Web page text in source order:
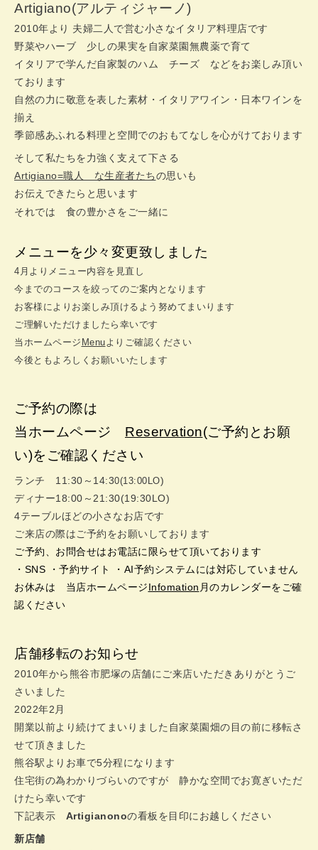
Artigiano(アルティジャーノ)
2010年より 夫婦二人で営む小さなイタリア料理店です
野菜やハーブ 少しの果実を自家菜園無農薬で育て
イタリアで学んだ自家製のハム チーズ などをお楽しみ頂い
ております
自然の力に敬意を表した素材・イタリアワイン・日本ワインを
揃え
季節感あふれる料理と空間でのおもてなしを心がけております
そして私たちを力強く支えて下さる
Artigiano=職人 な生産者たちの思いも
お伝えできたらと思います
それでは 食の豊かさをご一緒に
メニューを少々変更致しました
4月よりメニュー内容を見直し
今までのコースを絞ってのご案内となります
お客様によりお楽しみ頂けるよう努めてまいります
ご理解いただけましたら幸いです
当ホームページ Menuよりご確認ください
今後ともよろしくお願いいたします
ご予約の際は
当ホームページ Reservation(ご予約とお願
い)をご確認ください
ランチ 11:30～14:30(13:00LO)
ディナー18:00～21:30(19:30LO)
4テーブルほどの小さなお店です
ご来店の際はご予約をお願いしております
ご予約、お問合せはお電話に限らせて頂いております
・SNS ・予約サイト ・AI予約システムには対応していません
お休みは 当店ホームページInfomation 月のカレンダーをご確
認ください
店舗移転のお知らせ
2010年から熊谷市肥塚の店舗にご来店いただきありがとうご
さいました
2022年2月
開業以前より続けてまいりました自家菜園畑の目の前に移転さ
せて頂きました
熊谷駅よりお車で5分程になります
住宅街の為わかりづらいのですが 静かな空間でお寛ぎいただ
けたら幸いです
下記表示 Artigianonoの看板を目印にお越しください
新店舗